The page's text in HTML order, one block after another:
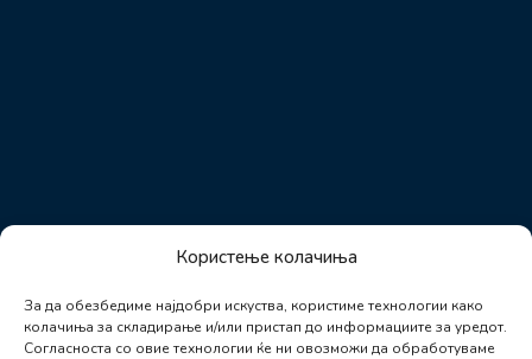
Користење колачиња
За да обезбедиме најдобри искуства, користиме технологии како
колачиња за складирање и/или пристап до информациите за уредот.
Согласноста со овие технологии ќе ни овозможи да обработуваме